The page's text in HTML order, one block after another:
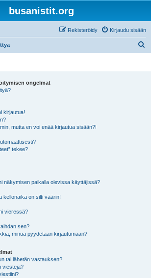
busanistit.org
Kirjaudu sisään
Rekisteröidy
ongelmat
kirjautua!
mutta en voi enää kirjautua sisään?!
tekee?
näkymisen paikalla olevissa käyttäjissä?
kellonaika on silti väärin!
vieressä?
sen?
minua pyydetään kirjautumaan?
tai lähetän vastauksen?
viestejä?